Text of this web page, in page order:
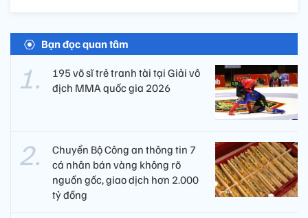
Bạn đọc quan tâm
195 võ sĩ trẻ tranh tài tại Giải vô
địch MMA quốc gia 2026
Chuyển Bộ Công an thông tin 7
cá nhân bán vàng không rõ
nguồn gốc, giao dịch hơn 2.000
tỷ đồng